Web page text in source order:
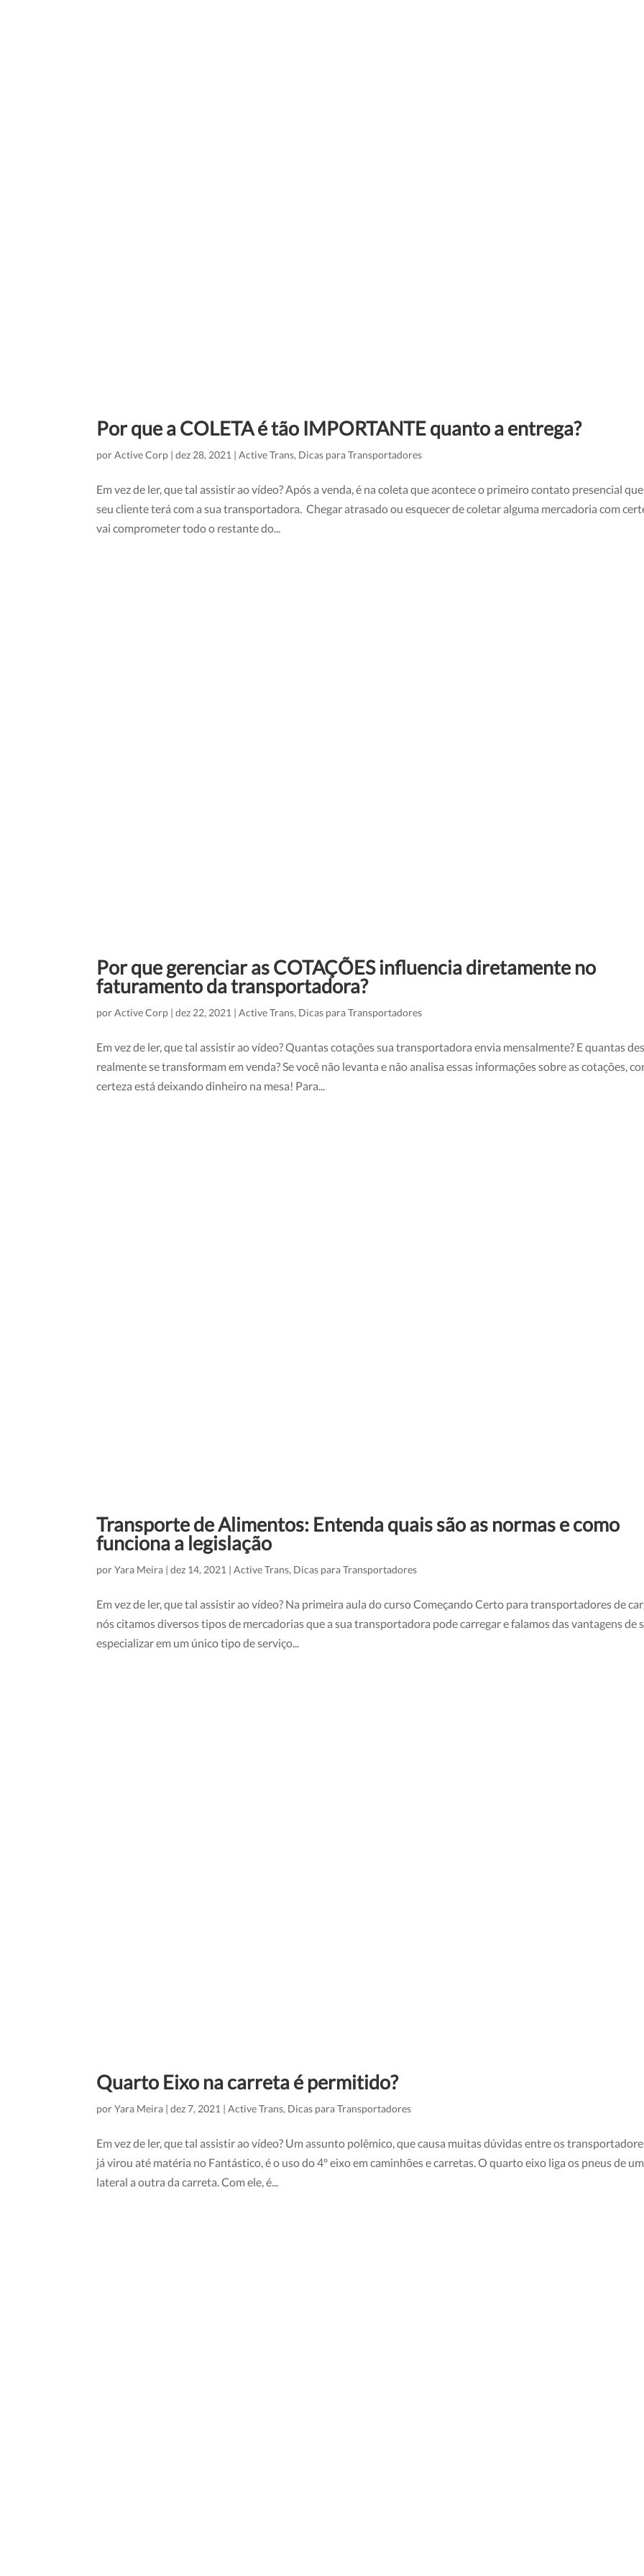
Por que a COLETA é tão IMPORTANTE quanto a entrega?
porActive Corp |dez 28, 2021 |Active Trans, Dicas para Transportadores
Em vez de ler, que tal assistir ao vídeo? Após a venda, é na coleta que acontece o primeiro contato presencial
seu cliente terá com a sua transportadora. Chegar atrasado ou esquecer de coletar alguma mercadoria com
vai comprometer todo o restante do...
Por que gerenciar as COTAÇÕES influencia diretamente no
faturamento da transportadora?
porActive Corp |dez 22, 2021 |Active Trans, Dicas para Transportadores
Em vez de ler, que tal assistir ao vídeo? Quantas cotações sua transportadora envia mensalmente? E quantas
realmente se transformam em venda? Se você não levanta e não analisa essas informações sobre as cotações,
certeza está deixando dinheiro na mesa! Para...
Transporte de Alimentos: Entenda quais são as normas e como
funciona a legislação
porYara Meira |dez 14, 2021 |Active Trans, Dicas para Transportadores
Em vez de ler, que tal assistir ao vídeo? Na primeira aula do curso Começando Certo para transportadores de
nós citamos diversos tipos de mercadorias que a sua transportadora pode carregar e falamos das vantagens de
especializar em um único tipo de serviço...
Quarto Eixo na carreta é permitido?
porYara Meira |dez 7, 2021 |Active Trans, Dicas para Transportadores
Em vez de ler, que tal assistir ao vídeo? Um assunto polêmico, que causa muitas dúvidas entre os
já virou até matéria no Fantástico, é o uso do 4º eixo em caminhões e carretas. O quarto eixo liga os pneus de
lateral a outra da carreta. Com ele, é...